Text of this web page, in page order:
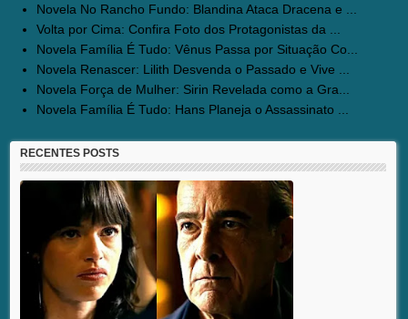
Novela No Rancho Fundo: Blandina Ataca Dracena e ...
Volta por Cima: Confira Foto dos Protagonistas da ...
Novela Família É Tudo: Vênus Passa por Situação Co...
Novela Renascer: Lilith Desvenda o Passado e Vive ...
Novela Força de Mulher: Sirin Revelada como a Gra...
Novela Família É Tudo: Hans Planeja o Assassinato ...
RECENTES POSTS